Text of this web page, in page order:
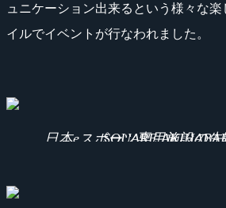
ュニケーション出来るという様々な
イルでイベントが行なわれました。
日本eスポーツ専用施設の先駆け「e-sports SQUARE